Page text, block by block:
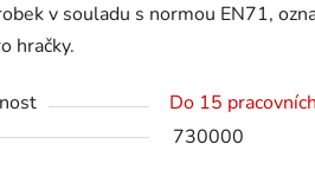
v souladu s normou EN71,
hračky.
Do 15
730000